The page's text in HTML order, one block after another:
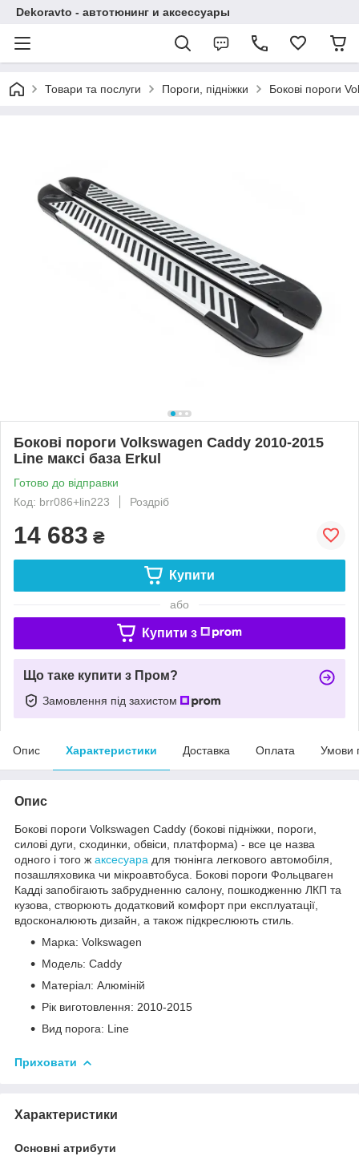
Dekoravto - автотюнинг и аксессуары
Товари та послуги Пороги, підніжки Бокові пороги
Бокові пороги Volkswagen Caddy 2010-2015
Line максі база Erkul
Готово до відправки
Код: brr086+lin223
Роздріб
14 683 ₴
Купити
або
Купити з
Що таке купити з Пром?
Замовлення під захистом
Опис Характеристики Доставка Оплата Умови
Опис
Бокові пороги Volkswagen Caddy (бокові підніжки, пороги,
силові дуги, сходинки, обвіси, платформа) - все це назва
одного і того ж аксесуара для тюнінга легкового автомобіля,
позашляховика чи мікроавтобуса. Бокові пороги Фольцваген
Кадді запобігають забрудненню салону, пошкодженню ЛКП та
кузова, створюють додатковий комфорт при експлуатації,
вдосконалюють дизайн, а також підкреслюють стиль.
Марка: Volkswagen
Модель: Caddy
Матеріал: Алюміній
Рік виготовлення: 2010-2015
Вид порога: Line
Приховати
Характеристики
Основні атрибути